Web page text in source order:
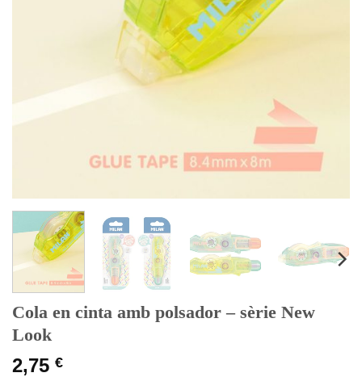
Cola en cinta amb polsador – sèrie New
Look
2,75 €